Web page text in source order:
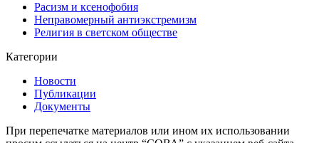
Расизм и ксенофобия
Неправомерный антиэкстремизм
Религия в светском обществе
Категории
Новости
Публикации
Документы
При перепечатке материалов или ином их использовании